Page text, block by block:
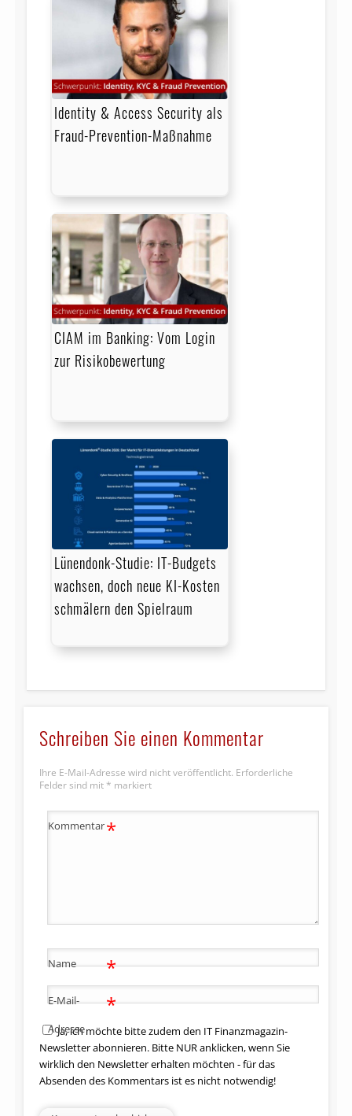
Identity & Access Security als
Fraud-Prevention-Maßnahme
CIAM im Banking: Vom Login
zur Risikobewertung
Lünendonk-Studie: IT-Budgets
wachsen, doch neue KI-Kosten
schmälern den Spielraum
Schreiben Sie einen Kommentar
Ihre E-Mail-Adresse wird nicht veröffentlicht. Erforderliche
Felder sind mit * markiert
Kommentar*
Name *
E-Mail-
Adresse
*
Ja, ich möchte bitte zudem den IT Finanzmagazin-
Newsletter abonnieren. Bitte NUR anklicken, wenn Sie
wirklich den Newsletter erhalten möchten - für das
Absenden des Kommentars ist es nicht notwendig!